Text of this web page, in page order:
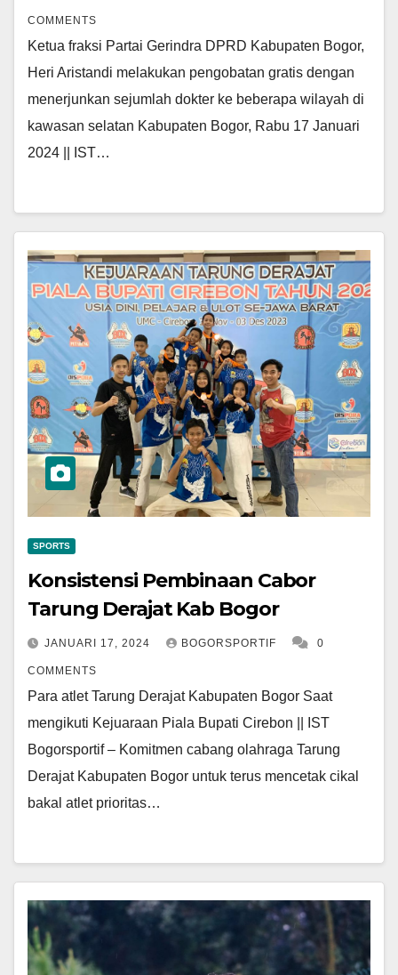
COMMENTS
Ketua fraksi Partai Gerindra DPRD Kabupaten Bogor,
Heri Aristandi melakukan pengobatan gratis dengan
menerjunkan sejumlah dokter ke beberapa wilayah di
kawasan selatan Kabupaten Bogor, Rabu 17 Januari
2024 || IST…
SPORTS
Konsistensi Pembinaan Cabor
Tarung Derajat Kab Bogor
JANUARI 17, 2024 BOGORSPORTIF 0
COMMENTS
Para atlet Tarung Derajat Kabupaten Bogor Saat
mengikuti Kejuaraan Piala Bupati Cirebon || IST
Bogorsportif – Komitmen cabang olahraga Tarung
Derajat Kabupaten Bogor untuk terus mencetak cikal
bakal atlet prioritas…